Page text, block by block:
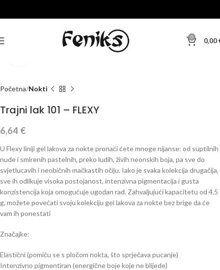
0 0,00
Početna Nokti
Trajni lak 101 – FLEXY
6,64 €
U Flexy liniji gel lakova za nokte pronaći ćete mnoge nijanse: od suptilnih
nude i smirenih pastelnih, preko ludih, živih neonskih boja, pa sve do
svjetlucavih i neobičnih mačkastih očiju. Iako je svaka kolekcija drugačija,
sve ih odlikuje visoka postojanost, intenzivna pigmentacija i gusta
konzistencija koja omogućuje ugodan rad. Zahvaljujući kapacitetu od 4,5
g, možete povećati svoju kolekciju gel lakova za nokte bez brige da će
vam ih ponestati
Značajke:
Elastični (pomiču se s pločom nokta, što sprječava pucanje)
Intenzivno pigmentiran (energične boje koje ne blijede)